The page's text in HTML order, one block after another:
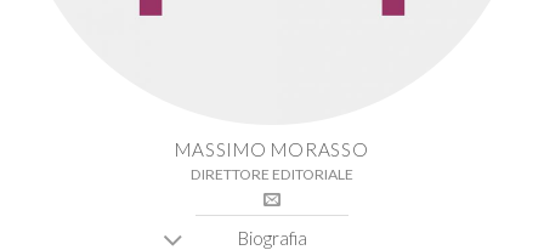
MASSIMO MORASSO
DIRETTORE EDITORIALE
Biografia